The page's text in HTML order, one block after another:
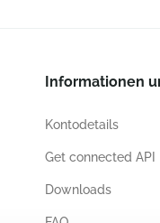
Informationen
Kontodetails
Get connected API
Downloads